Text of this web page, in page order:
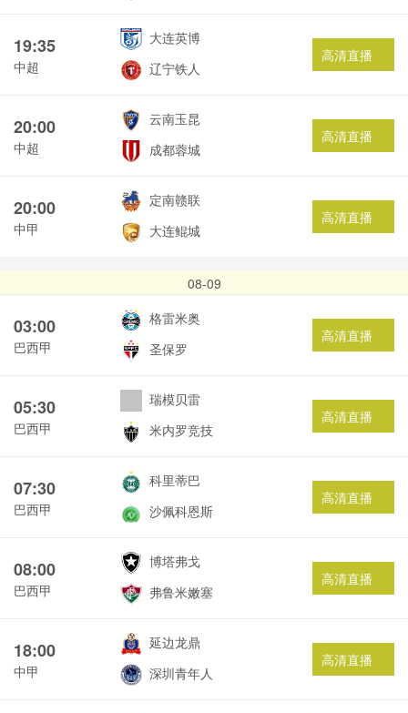
19:35
中超
大连英博
辽宁铁人
高清直播
20:00
中超
云南玉昆
成都蓉城
高清直播
20:00
中甲
定南赣联
大连鲲城
高清直播
08-09
03:00
巴西甲
格雷米奥
圣保罗
高清直播
05:30
巴西甲
瑞模贝雷
米内罗竞技
高清直播
07:30
巴西甲
科里蒂巴
沙佩科恩斯
高清直播
08:00
巴西甲
博塔弗戈
弗鲁米嫩塞
高清直播
18:00
中甲
延边龙鼎
深圳青年人
高清直播